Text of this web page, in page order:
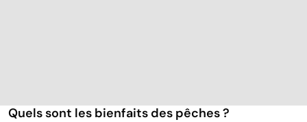
Quels sont les bienfaits des pêches ?